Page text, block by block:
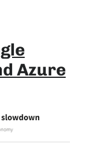
Azure